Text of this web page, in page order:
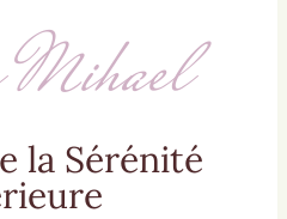
la Sérénité